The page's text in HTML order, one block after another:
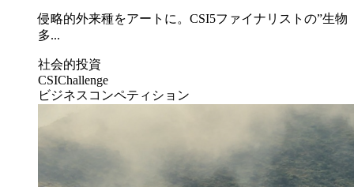
侵略的外来種をアートに。CSI5ファイナリストの”生物
多...
社会的投資
CSIChallenge
ビジネスコンペティション